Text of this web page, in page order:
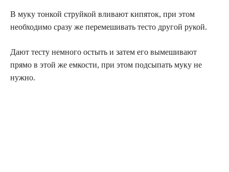
В муку тонкой струйкой вливают кипяток, при этом
необходимо сразу же перемешивать тесто другой рукой.
Дают тесту немного остыть и затем его вымешивают
прямо в этой же емкости, при этом подсыпать муку не
нужно.